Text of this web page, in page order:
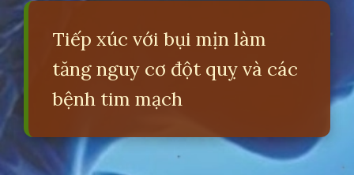
Tiếp xúc với bụi mịn làm
tăng nguy cơ đột quỵ và các
bệnh tim mạch